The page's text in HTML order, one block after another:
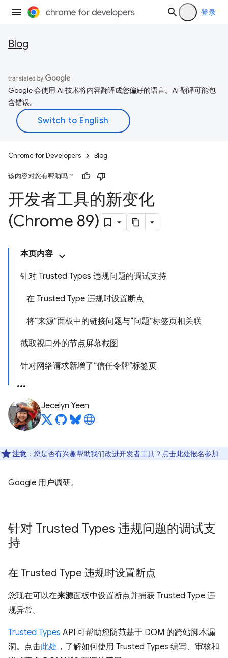
登录
Blog
Google 会使用 AI 技术将内容翻译成您偏好的语言。AI 翻译可能包
含错误。
Chrome for Developers Blog
该内容对您有帮助吗？
开发者工具的新变化
(Chrome 89)
本页内容
针对 Trusted Types 违规问题的调试支持
在 Trusted Type 违规时设置断点
将“来源”面板中的链接问题与“问题”标签页相关联
截取视口外的节点屏幕截图
针对网络请求新增了“信任令牌”标签页
Jecelyn Yeen
注意 ：您是否有兴趣帮助我们改进开发者工具？点击此处报名参加
Google 用户调研。
针对 Trusted Types 违规问题的调试支
持
在 Trusted Type 违规时设置断点
您现在可以在来源面板中设置断点并捕获 Trusted Type 违
规异常。
Trusted Types API 可帮助您防范基于 DOM 的跨站脚本漏
洞。点击此处 ，了解如何使用 Trusted Types 编写、审核和